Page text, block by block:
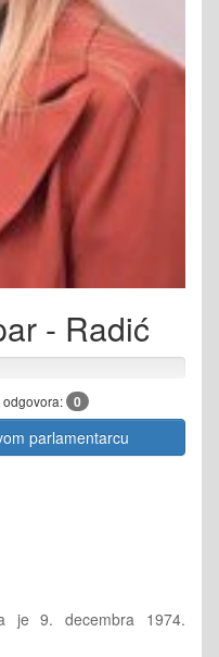
- Radić
odgovora: 0
parlamentarcu
je 9. decembra 1974.